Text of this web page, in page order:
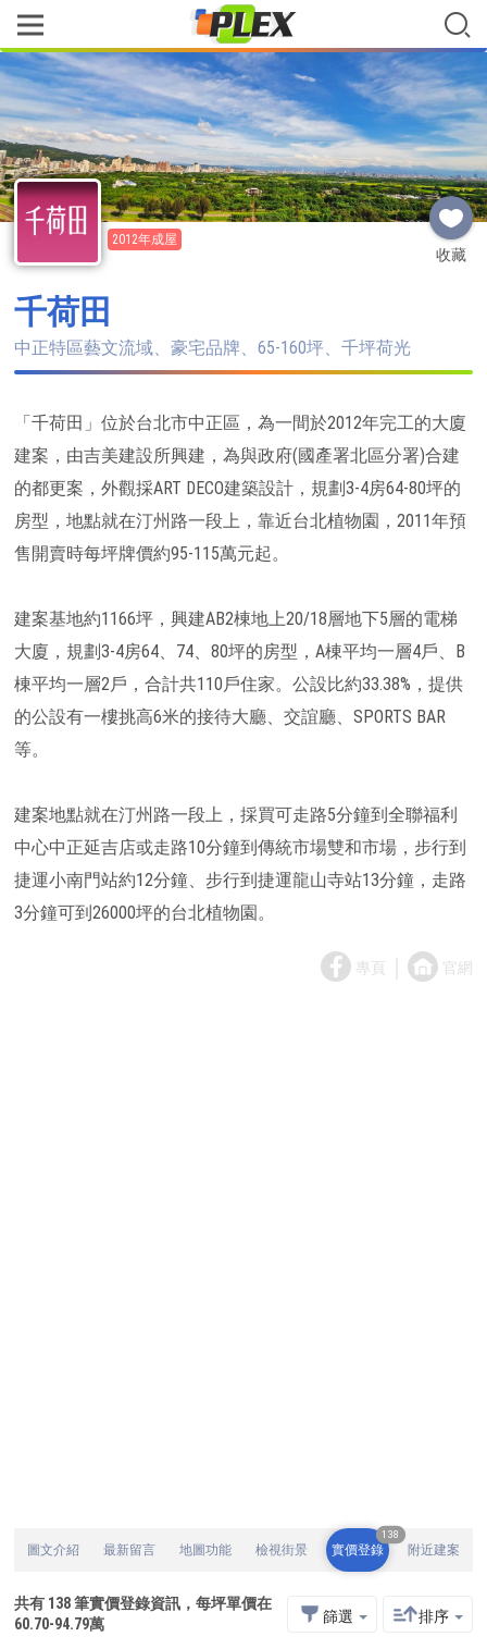
收藏
2012年成屋
千荷田
中正特區藝文流域、豪宅品牌、65-160坪、千坪荷光
「千荷田」位於台北市中正區，為一間於2012年完工的大廈
建案，由吉美建設所興建，為與政府(國產署北區分署)合建
的都更案，外觀採ART DECO建築設計，規劃3-4房64-80坪的
房型，地點就在汀州路一段上，靠近台北植物園，2011年預
售開賣時每坪牌價約95-115萬元起。
建案基地約1166坪，興建AB2棟地上20/18層地下5層的電梯
大廈，規劃3-4房64、74、80坪的房型，A棟平均一層4戶、B
棟平均一層2戶，合計共110戶住家。公設比約33.38%，提供
的公設有一樓挑高6米的接待大廳、交誼廳、SPORTS BAR
等。
建案地點就在汀州路一段上，採買可走路5分鐘到全聯福利
中心中正延吉店或走路10分鐘到傳統市場雙和市場，步行到
捷運小南門站約12分鐘、步行到捷運龍山寺站13分鐘，走路
3分鐘可到26000坪的台北植物園。
專頁 官網
圖文介紹 最新留言 地圖功能 檢視街景 實價登錄
138
附近建案
共有 138筆實價登錄資訊，每坪單價在
60.70-94.79萬 篩選 排序